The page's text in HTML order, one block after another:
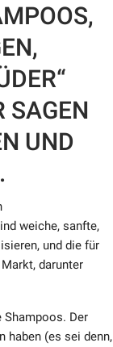
D
U
U
I
W
weiche, sanfte,
und die für
darunter
Der
(es sei denn,